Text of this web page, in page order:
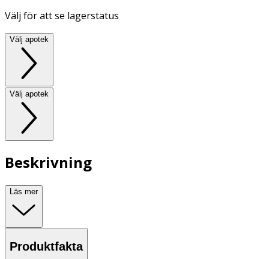
Välj för att se lagerstatus
Välj apotek
Välj apotek
Beskrivning
Läs mer
Produktfakta